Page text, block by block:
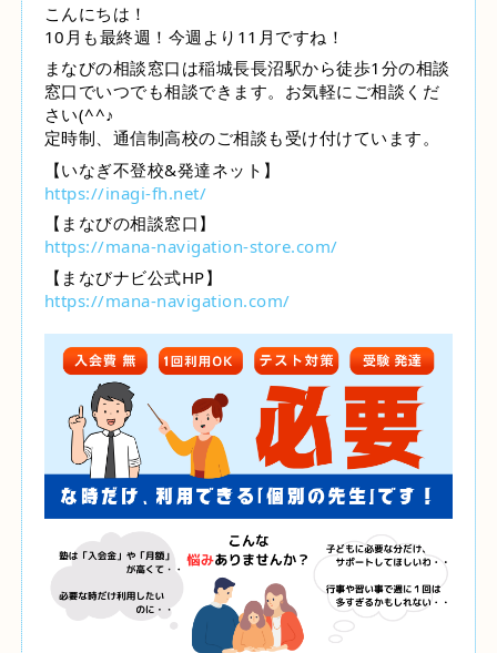
こんにちは！
​10月も最終週！今週より11月ですね！
まなびの相談窓口は稲城長長沼駅から徒歩1分の相談
窓口でいつでも相談できます。お気軽にご相談くだ
さい(^^♪
定時制、通信制高校のご相談も受け付けています。
【いなぎ不登校&発達ネット】
https://inagi-fh.net/
【まなびの相談窓口】
https://mana-navigation-store.com/
【まなびナビ公式HP】
https://mana-navigation.com/